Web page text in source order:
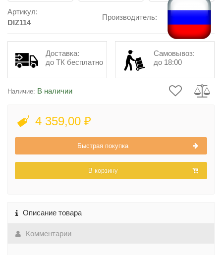
Артикул:
DIZ114
Производитель:
Доставка:
до ТК бесплатно
Самовывоз:
до 18:00
Наличие: В наличии
4 359,00 ₽
Быстрая покупка
В корзину
Описание товара
Комментарии